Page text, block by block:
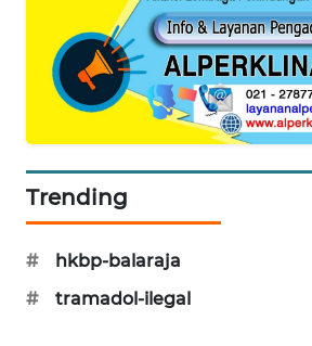
Trending
#
hkbp-balaraja
#
tramadol-ilegal
WAHANANEWS
CO ID
WAHANANEWS
NET
WAHANA
SPORT
WAHANA